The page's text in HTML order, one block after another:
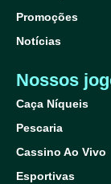
Promoções
Notícias
Nossos
Caça Níqueis
Pescaria
Cassino Ao Vivo
Esportivas